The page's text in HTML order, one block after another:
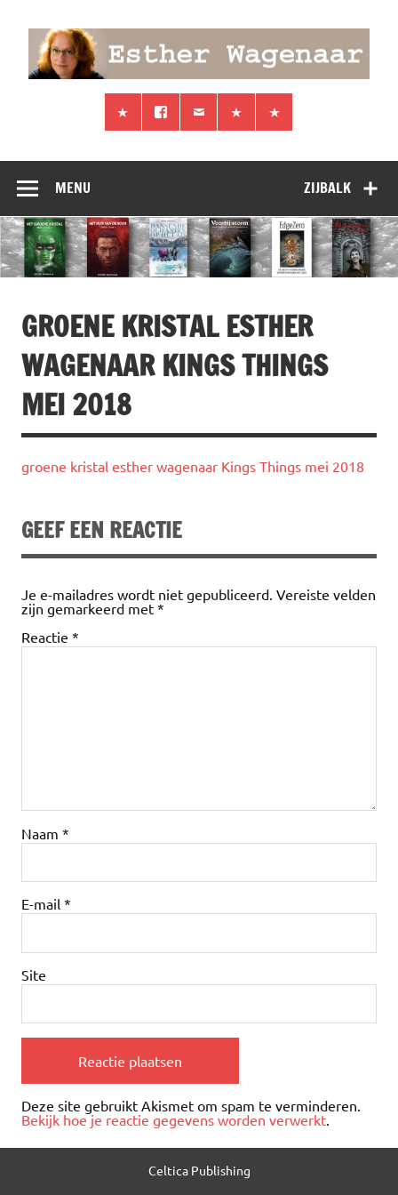
Esther
Wagenaar
Schrijver van de Terra 7 trilogie
ZIJBALK
MENU
GROENE KRISTAL ESTHER
WAGENAAR KINGS THINGS
MEI 2018
groene kristal esther wagenaar Kings Things mei 2018
GEEF EEN REACTIE
Je e-mailadres wordt niet gepubliceerd. Vereiste velden
zijn gemarkeerd met *
Reactie *
Naam *
E-mail *
Site
Deze site gebruikt Akismet om spam te verminderen.
Bekijk hoe je reactie gegevens worden verwerkt.
Celtica Publishing